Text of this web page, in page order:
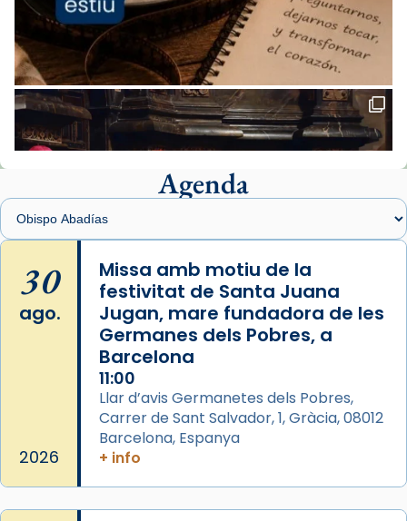
ajuden a alçar la mirada»
Mons. Sergi Gordo, bisbe de Tortosa, ha
presidit aquest 27 de juliol la missa de Les
Santes de Mataró.
🔗tinyurl.com/cvu5jmbk
📸 J. Merino
de Barcelona.
2 weeks ago
Aquest dilluns, 27 de juliol, ha tingut lloc la
missa d’acció de gràcies en agraïment al
comitè organitzador de la visita apostòlica
del Sant Pare Lleó XIV a Barcelona, i als
col·laboradors, a la Catedral de Barcelona.
L’arquebisbe de Barcelona, el cardenal Joan
Josep Omella, ha presidit la missa i l’ha
concelebrat el bisbe auxiliar de Barcelona,
Mons. David Abadías.
Agenda
30
ago.
2026
Missa amb motiu de la
festivitat de Santa Juana
Jugan, mare fundadora de les
Germanes dels Pobres, a
Barcelona
11:00
Llar d’avis Germanetes dels Pobres,
Carrer de Sant Salvador, 1, Gràcia, 08012
Barcelona, Espanya
+ info